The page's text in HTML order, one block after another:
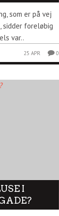
som er på vej
sidder foreløbig
var..
25 APR 0
I